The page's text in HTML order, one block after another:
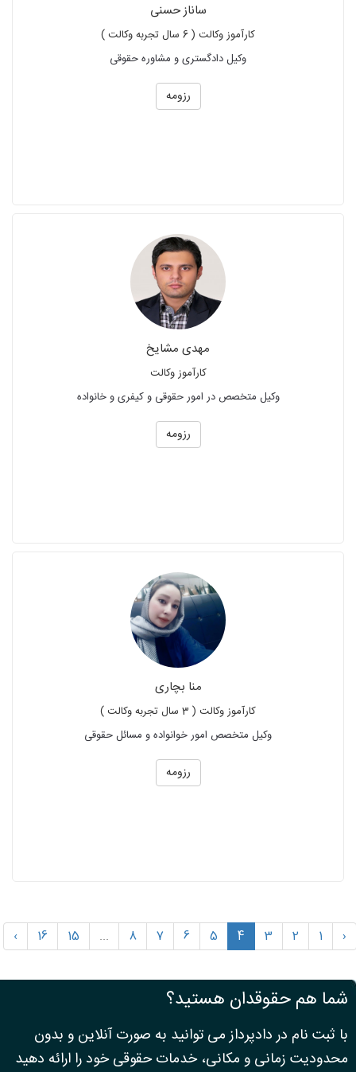
ساناز حسنی
کارآموز وکالت ( 6 سال تجربه وکالت )
وکیل دادگستری و مشاوره حقوقی
رزومه
مهدی مشایخ
کارآموز وکالت
وکیل متخصص در امور حقوقی و کیفری و خانواده
رزومه
منا بچاری
کارآموز وکالت ( 3 سال تجربه وکالت )
وکیل متخصص امور خوانواده و مسائل حقوقی
رزومه
‹
1
2
3
4
5
6
7
8
...
15
16
›
شما هم حقوقدان هستید؟
با ثبت نام در دادپرداز می توانید به صورت آنلاین و بدون
محدودیت زمانی و مکانی، خدمات حقوقی خود را ارائه دهید